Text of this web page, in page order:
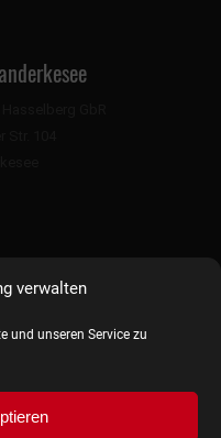
verwalten
und unseren Service zu